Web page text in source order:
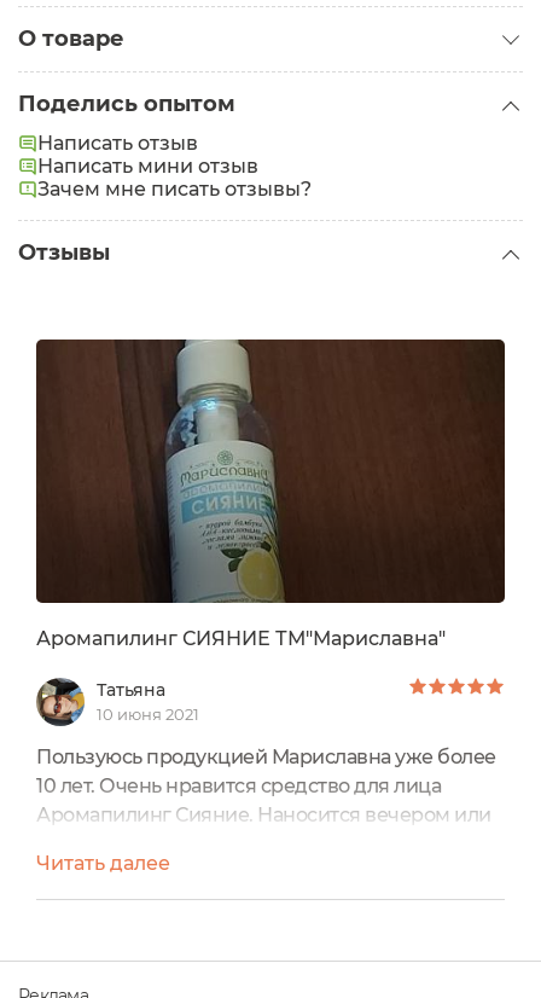
О товаре
Поделись опытом
Написать отзыв
Написать мини отзыв
Зачем мне писать отзывы?
Отзывы
Аромапилинг СИЯНИЕ ТМ"Мариславна"
Татьяна
10 июня 2021
Пользуюсь продукцией Мариславна уже более
10 лет. Очень нравится средство для лица
Аромапилинг Сияние. Наносится вечером или
минут. После смывания средства кожа очень
нежная, мягкая, не требуется каких то
после пилинга не нужен, мне достаточно
пилинга. Благодаря аромапилингу ушли пятна
Читать далее